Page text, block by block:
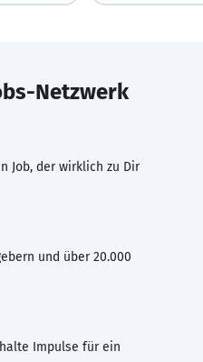
Netzwerk
Job, der wirklich zu Dir
und über 20.000
Impulse für ein